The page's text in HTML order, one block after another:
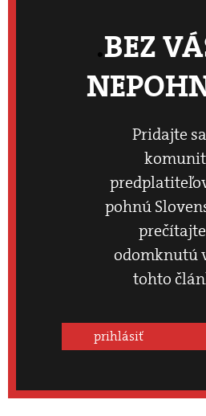
BEZ
Pridajte
pohnú
odomknutú
tohto
prihlásiť